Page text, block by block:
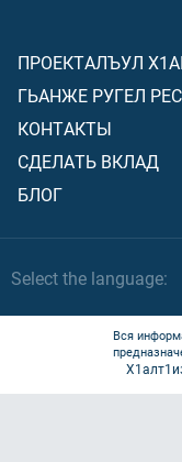
ПРОЕКТАЛЪУЛ
ГЬАНЖЕ РУГЕЛ
КОНТАКТЫ
СДЕЛАТЬ ВКЛАД
БЛОГ
Select the language:
Вся